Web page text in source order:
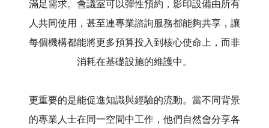
滿足需求。會議室可以彈性預約，影印設備由所有
人共同使用，甚至連專業諮詢服務都能夠共享，讓
每個機構都能將更多預算投入到核心使命上，而非
消耗在基礎設施的維護中。
更重要的是能促進知識與經驗的流動。當不同背景
的專業人士在同一空間中工作，他們自然會分享各